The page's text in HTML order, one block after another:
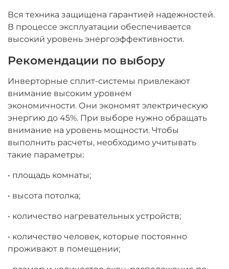
Вся техника защищена гарантией надежностей.
В процессе эксплуатации обеспечивается
высокий уровень энергоэффективности.
Рекомендации по выбору
Инверторные сплит-системы привлекают
внимание высоким уровнем
экономичности. Они экономят электрическую
энергию до 45%. При выборе нужно обращать
внимание на уровень мощности. Чтобы
выполнить расчеты, необходимо учитывать
такие параметры:
• площадь комнаты;
• высота потолка;
• количество нагревательных устройств;
• количество человек, которые постоянно
проживают в помещении;